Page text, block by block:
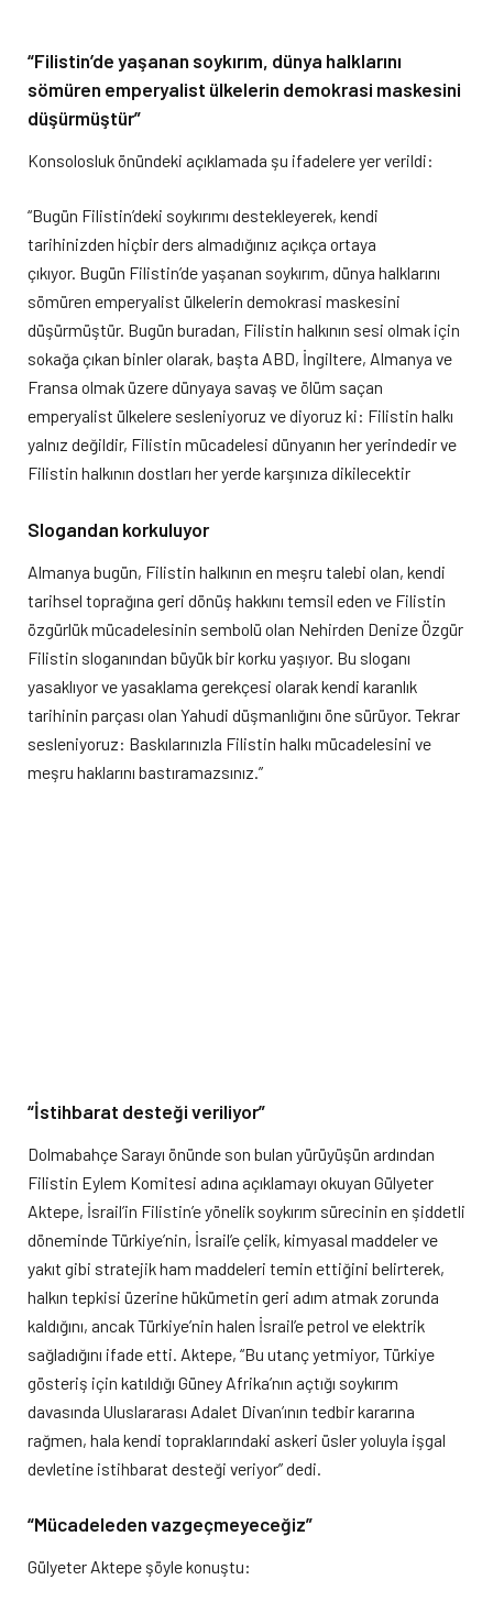
“Filistin’de yaşanan soykırım, dünya halklarını
sömüren emperyalist ülkelerin demokrasi maskesini
düşürmüştür”
Konsolosluk önündeki açıklamada şu ifadelere yer verildi:
“Bugün Filistin’deki soykırımı destekleyerek, kendi
tarihinizden hiçbir ders almadığınız açıkça ortaya
çıkıyor. Bugün Filistin’de yaşanan soykırım, dünya halklarını
sömüren emperyalist ülkelerin demokrasi maskesini
düşürmüştür. Bugün buradan, Filistin halkının sesi olmak için
sokağa çıkan binler olarak, başta ABD, İngiltere, Almanya ve
Fransa olmak üzere dünyaya savaş ve ölüm saçan
emperyalist ülkelere sesleniyoruz ve diyoruz ki: Filistin halkı
yalnız değildir, Filistin mücadelesi dünyanın her yerindedir ve
Filistin halkının dostları her yerde karşınıza dikilecektir
Slogandan korkuluyor
Almanya bugün, Filistin halkının en meşru talebi olan, kendi
tarihsel toprağına geri dönüş hakkını temsil eden ve Filistin
özgürlük mücadelesinin sembolü olan Nehirden Denize Özgür
Filistin sloganından büyük bir korku yaşıyor. Bu sloganı
yasaklıyor ve yasaklama gerekçesi olarak kendi karanlık
tarihinin parçası olan Yahudi düşmanlığını öne sürüyor. Tekrar
sesleniyoruz: Baskılarınızla Filistin halkı mücadelesini ve
meşru haklarını bastıramazsınız.”
“İstihbarat desteği veriliyor”
Dolmabahçe Sarayı önünde son bulan yürüyüşün ardından
Filistin Eylem Komitesi adına açıklamayı okuyan Gülyeter
Aktepe, İsrail’in Filistin’e yönelik soykırım sürecinin en şiddetli
döneminde Türkiye’nin, İsrail’e çelik, kimyasal maddeler ve
yakıt gibi stratejik ham maddeleri temin ettiğini belirterek,
halkın tepkisi üzerine hükümetin geri adım atmak zorunda
kaldığını, ancak Türkiye’nin halen İsrail’e petrol ve elektrik
sağladığını ifade etti. Aktepe, “Bu utanç yetmiyor, Türkiye
gösteriş için katıldığı Güney Afrika’nın açtığı soykırım
davasında Uluslararası Adalet Divan’ının tedbir kararına
rağmen, hala kendi topraklarındaki askeri üsler yoluyla işgal
devletine istihbarat desteği veriyor” dedi.
“Mücadeleden vazgeçmeyeceğiz”
Gülyeter Aktepe şöyle konuştu: